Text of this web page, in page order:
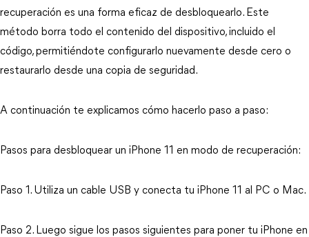
recuperación es una forma eficaz de desbloquearlo. Este
método borra todo el contenido del dispositivo, incluido el
código, permitiéndote configurarlo nuevamente desde cero o
restaurarlo desde una copia de seguridad.
A continuación te explicamos cómo hacerlo paso a paso:
Pasos para desbloquear un iPhone 11 en modo de recuperación:
Paso 1. Utiliza un cable USB y conecta tu iPhone 11 al PC o Mac.
Paso 2. Luego sigue los pasos siguientes para poner tu iPhone en